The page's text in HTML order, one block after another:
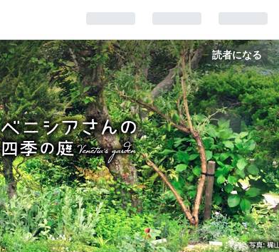
読者になる